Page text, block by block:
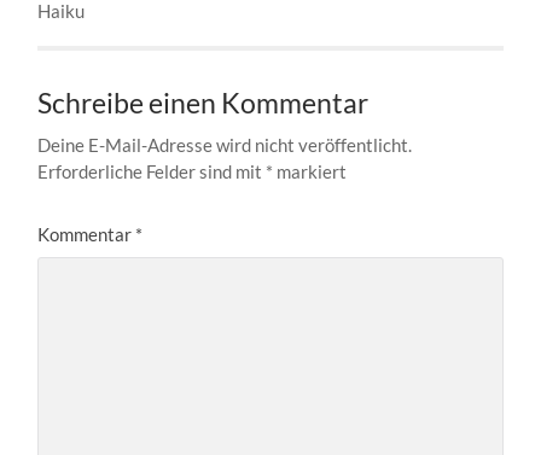
Haiku
Schreibe einen Kommentar
Deine E-Mail-Adresse wird nicht veröffentlicht.
Erforderliche Felder sind mit * markiert
Kommentar *